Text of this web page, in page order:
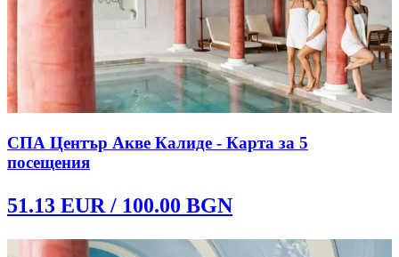
СПА Център Акве Калиде - Карта за 5
посещения
51.13 EUR / 100.00 BGN